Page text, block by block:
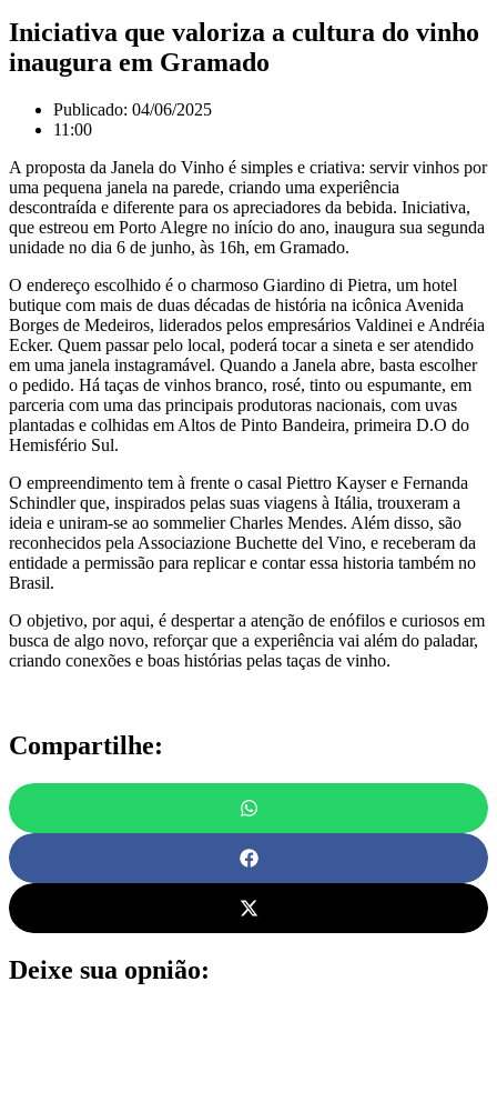
Iniciativa que valoriza a cultura do vinho
inaugura em Gramado
Publicado: 04/06/2025
11:00
A proposta da Janela do Vinho é simples e criativa: servir vinhos por
uma pequena janela na parede, criando uma experiência
descontraída e diferente para os apreciadores da bebida. Iniciativa,
que estreou em Porto Alegre no início do ano, inaugura sua segunda
unidade no dia 6 de junho, às 16h, em Gramado.
O endereço escolhido é o charmoso Giardino di Pietra, um hotel
butique com mais de duas décadas de história na icônica Avenida
Borges de Medeiros, liderados pelos empresários Valdinei e Andréia
Ecker. Quem passar pelo local, poderá tocar a sineta e ser atendido
em uma janela instagramável. Quando a Janela abre, basta escolher
o pedido. Há taças de vinhos branco, rosé, tinto ou espumante, em
parceria com uma das principais produtoras nacionais, com uvas
plantadas e colhidas em Altos de Pinto Bandeira, primeira D.O do
Hemisfério Sul.
O empreendimento tem à frente o casal Piettro Kayser e Fernanda
Schindler que, inspirados pelas suas viagens à Itália, trouxeram a
ideia e uniram-se ao sommelier Charles Mendes. Além disso, são
reconhecidos pela Associazione Buchette del Vino, e receberam da
entidade a permissão para replicar e contar essa historia também no
Brasil.
O objetivo, por aqui, é despertar a atenção de enófilos e curiosos em
busca de algo novo, reforçar que a experiência vai além do paladar,
criando conexões e boas histórias pelas taças de vinho.
Compartilhe:
Deixe sua opnião: